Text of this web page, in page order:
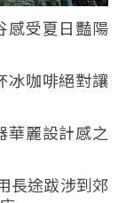
感受夏日豔陽
冰咖啡絕對讓
華麗設計感之
長途跋涉到郊